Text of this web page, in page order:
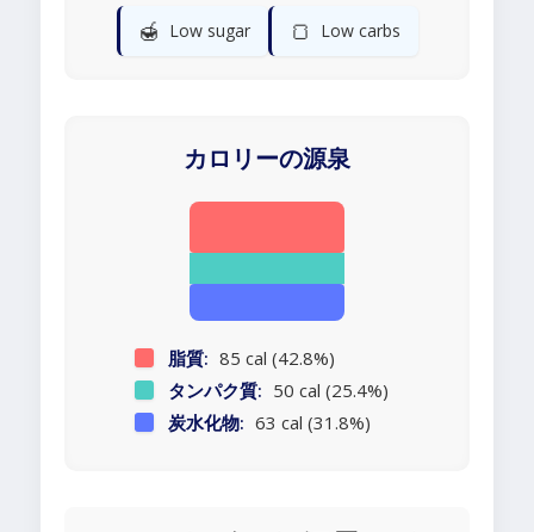
🍯 Low sugar 🍞 Low carbs
カロリーの源泉
脂質: 85 cal (42.8%)
タンパク質: 50 cal (25.4%)
炭水化物: 63 cal (31.8%)